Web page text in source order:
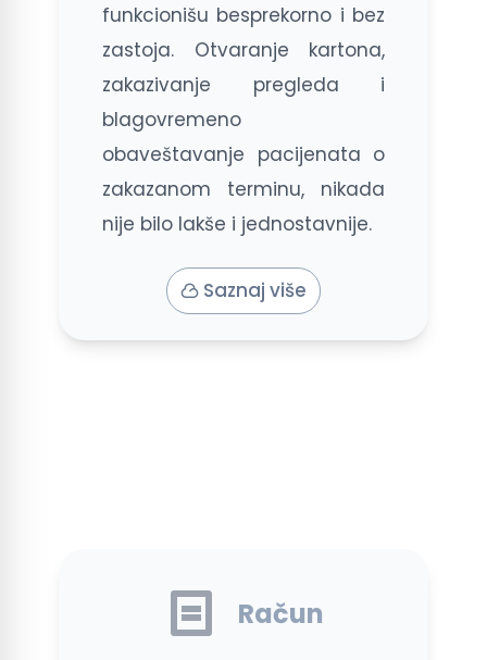
funkcionišu besprekorno i bez
zastoja. Otvaranje kartona,
zakazivanje pregleda i
blagovremeno
obaveštavanje pacijenata o
zakazanom terminu, nikada
nije bilo lakše i jednostavnije.
Saznaj više
Račun